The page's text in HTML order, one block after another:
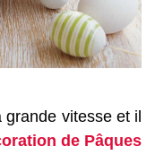
vitesse et il
de Pâques